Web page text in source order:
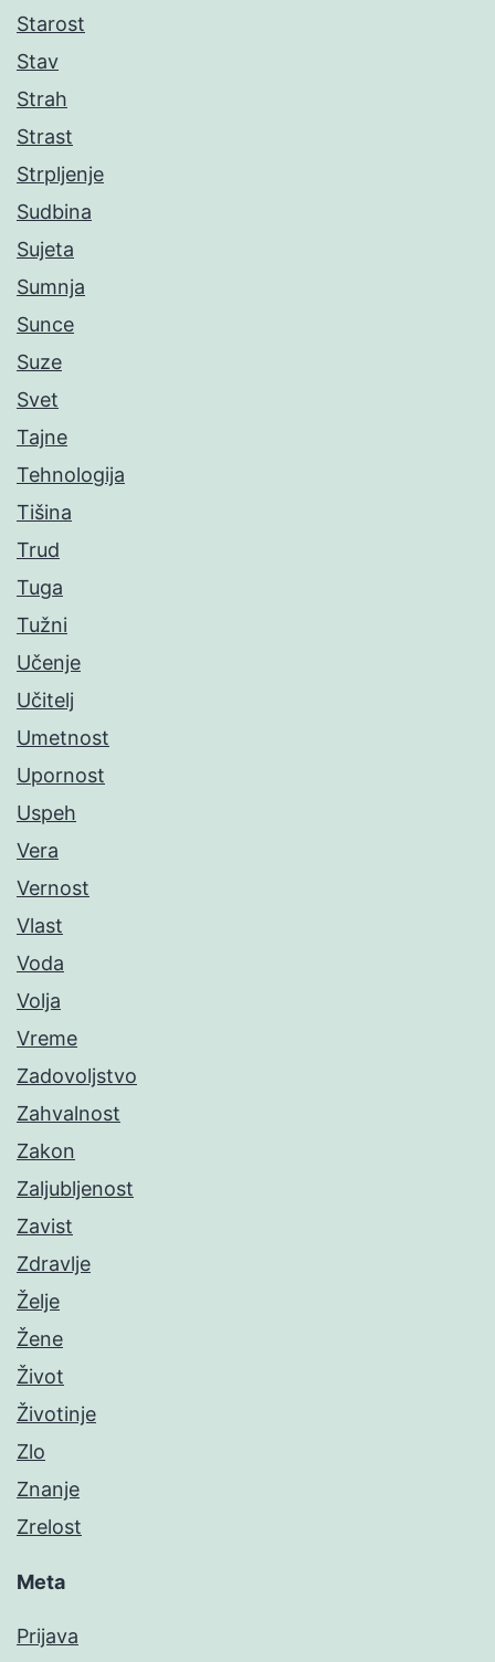
Starost
Stav
Strah
Strast
Strpljenje
Sudbina
Sujeta
Sumnja
Sunce
Suze
Svet
Tajne
Tehnologija
Tišina
Trud
Tuga
Tužni
Učenje
Učitelj
Umetnost
Upornost
Uspeh
Vera
Vernost
Vlast
Voda
Volja
Vreme
Zadovoljstvo
Zahvalnost
Zakon
Zaljubljenost
Zavist
Zdravlje
Želje
Žene
Život
Životinje
Zlo
Znanje
Zrelost
Meta
Prijava